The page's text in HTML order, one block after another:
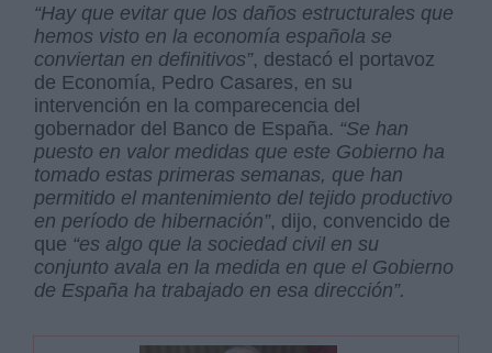
“Hay que evitar que los daños estructurales que
hemos visto en la economía española se
conviertan en definitivos”, destacó el portavoz
de Economía, Pedro Casares, en su
intervención en la comparecencia del
gobernador del Banco de España. “Se han
puesto en valor medidas que este Gobierno ha
tomado estas primeras semanas, que han
permitido el mantenimiento del tejido productivo
en período de hibernación”, dijo, convencido de
que “es algo que la sociedad civil en su
conjunto avala en la medida en que el Gobierno
de España ha trabajado en esa dirección”.